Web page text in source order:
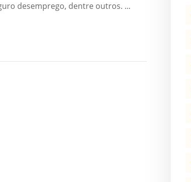
desemprego, dentre outros. ...